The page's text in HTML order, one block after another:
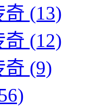
奇 (13)
奇 (12)
奇 (9)